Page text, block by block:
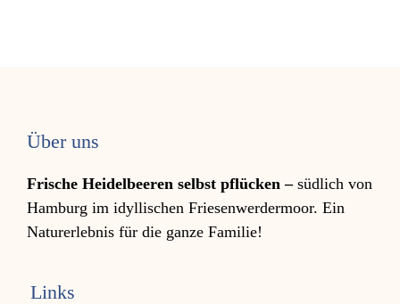
Über uns
Frische Heidelbeeren selbst pflücken –südlich von
Hamburg im idyllischen Friesen­werder­moor. Ein
Natur­erleb­nis für die ganze Familie!
Links